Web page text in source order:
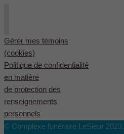
Gérer mes témoins
(cookies)
Politique de confidentialité
en matière
de protection des
renseignements
personnels
© Complexe funéraire LeSieur 2023.